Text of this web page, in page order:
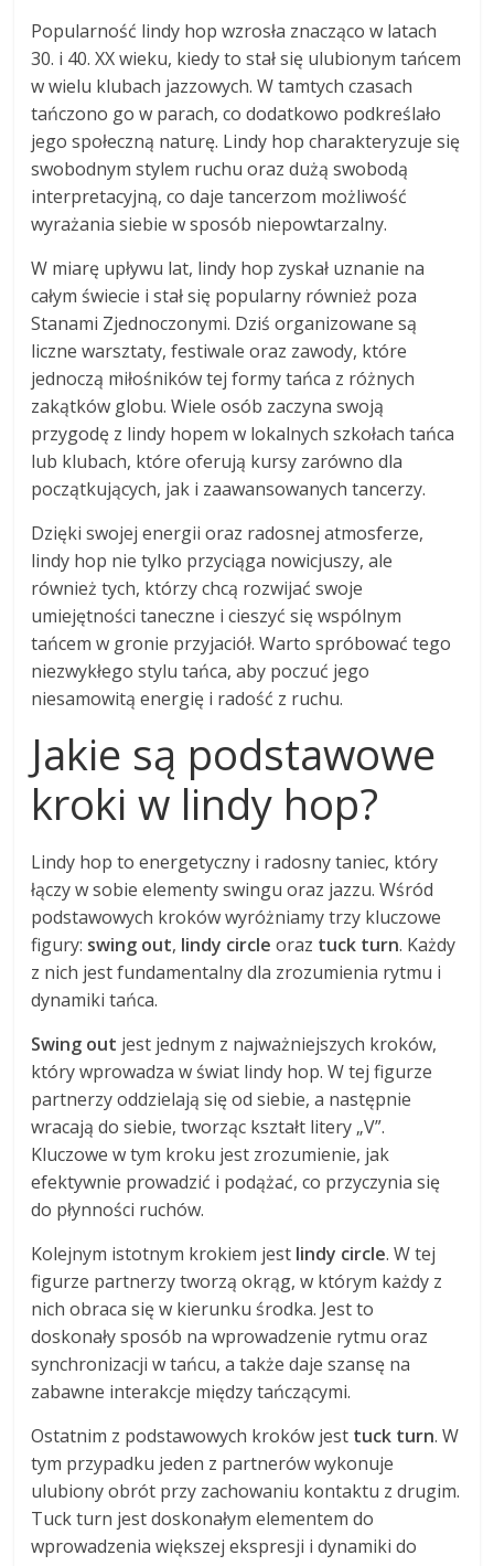
Popularność lindy hop wzrosła znacząco w latach
30. i 40. XX wieku, kiedy to stał się ulubionym tańcem
w wielu klubach jazzowych. W tamtych czasach
tańczono go w parach, co dodatkowo podkreślało
jego społeczną naturę. Lindy hop charakteryzuje się
swobodnym stylem ruchu oraz dużą swobodą
interpretacyjną, co daje tancerzom możliwość
wyrażania siebie w sposób niepowtarzalny.
W miarę upływu lat, lindy hop zyskał uznanie na
całym świecie i stał się popularny również poza
Stanami Zjednoczonymi. Dziś organizowane są
liczne warsztaty, festiwale oraz zawody, które
jednoczą miłośników tej formy tańca z różnych
zakątków globu. Wiele osób zaczyna swoją
przygodę z lindy hopem w lokalnych szkołach tańca
lub klubach, które oferują kursy zarówno dla
początkujących, jak i zaawansowanych tancerzy.
Dzięki swojej energii oraz radosnej atmosferze,
lindy hop nie tylko przyciąga nowicjuszy, ale
również tych, którzy chcą rozwijać swoje
umiejętności taneczne i cieszyć się wspólnym
tańcem w gronie przyjaciół. Warto spróbować tego
niezwykłego stylu tańca, aby poczuć jego
niesamowitą energię i radość z ruchu.
Jakie są podstawowe
kroki w lindy hop?
Lindy hop to energetyczny i radosny taniec, który
łączy w sobie elementy swingu oraz jazzu. Wśród
podstawowych kroków wyróżniamy trzy kluczowe
figury: swing out, lindy circle oraz tuck turn. Każdy
z nich jest fundamentalny dla zrozumienia rytmu i
dynamiki tańca.
Swing out jest jednym z najważniejszych kroków,
który wprowadza w świat lindy hop. W tej figurze
partnerzy oddzielają się od siebie, a następnie
wracają do siebie, tworząc kształt litery „V”.
Kluczowe w tym kroku jest zrozumienie, jak
efektywnie prowadzić i podążać, co przyczynia się
do płynności ruchów.
Kolejnym istotnym krokiem jest lindy circle. W tej
figurze partnerzy tworzą okrąg, w którym każdy z
nich obraca się w kierunku środka. Jest to
doskonały sposób na wprowadzenie rytmu oraz
synchronizacji w tańcu, a także daje szansę na
zabawne interakcje między tańczącymi.
Ostatnim z podstawowych kroków jest tuck turn. W
tym przypadku jeden z partnerów wykonuje
ulubiony obrót przy zachowaniu kontaktu z drugim.
Tuck turn jest doskonałym elementem do
wprowadzenia większej ekspresji i dynamiki do